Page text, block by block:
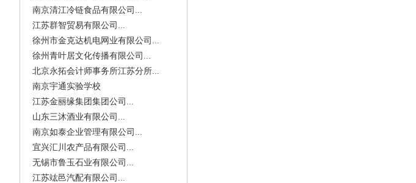
南京清江冷链食品有限公司...
江苏群智贸易有限公司...
徐州市金克达机电网业有限公司...
徐州青叶居文化传播有限公司...
北京永拓会计师事务所江苏分所...
南京宇通实验学校
江苏金丽缘集团集团公司...
山东三沐酒业有限公司...
南京如泰企业管理有限公司...
宜兴汇川农产品有限公司...
无锡市鲁玉石业有限公司...
江苏竑邑汽配有限公司...